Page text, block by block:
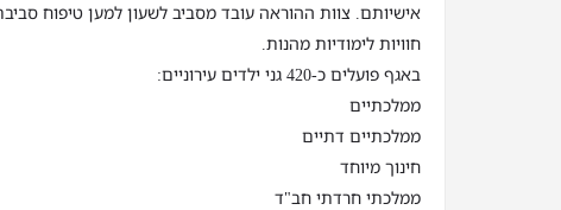
אישיותם. צוות ההוראה עובד מסביב לשעון למען טיפוח
חוויות לימודיות מהנות.
באגף פועלים כ-420 גני ילדים עירוניים:
ממלכתיים
ממלכתיים דתיים
חינוך מיוחד
ממלכתי חרדתי חב"ד